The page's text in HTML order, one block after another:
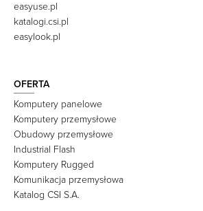
easyuse.pl
katalogi.csi.pl
easylook.pl
OFERTA
Komputery panelowe
Komputery przemysłowe
Obudowy przemysłowe
Industrial Flash
Komputery Rugged
Komunikacja przemysłowa
Katalog CSI S.A.